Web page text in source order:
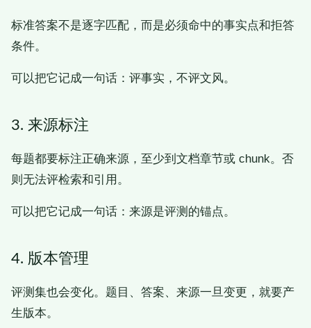
标准答案不是逐字匹配，而是必须命中的事实点和拒答
条件。
可以把它记成一句话：评事实，不评文风。
3. 来源标注
每题都要标注正确来源，至少到文档章节或 chunk。否
则无法评检索和引用。
可以把它记成一句话：来源是评测的锚点。
4. 版本管理
评测集也会变化。题目、答案、来源一旦变更，就要产
生版本。